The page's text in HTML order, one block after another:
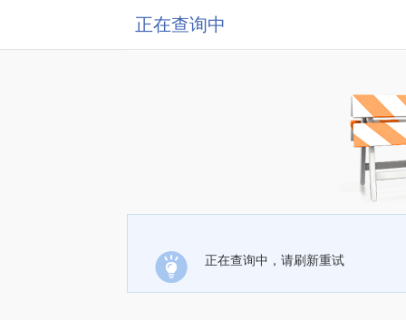
正在查询中
正在查询中，请刷新重试